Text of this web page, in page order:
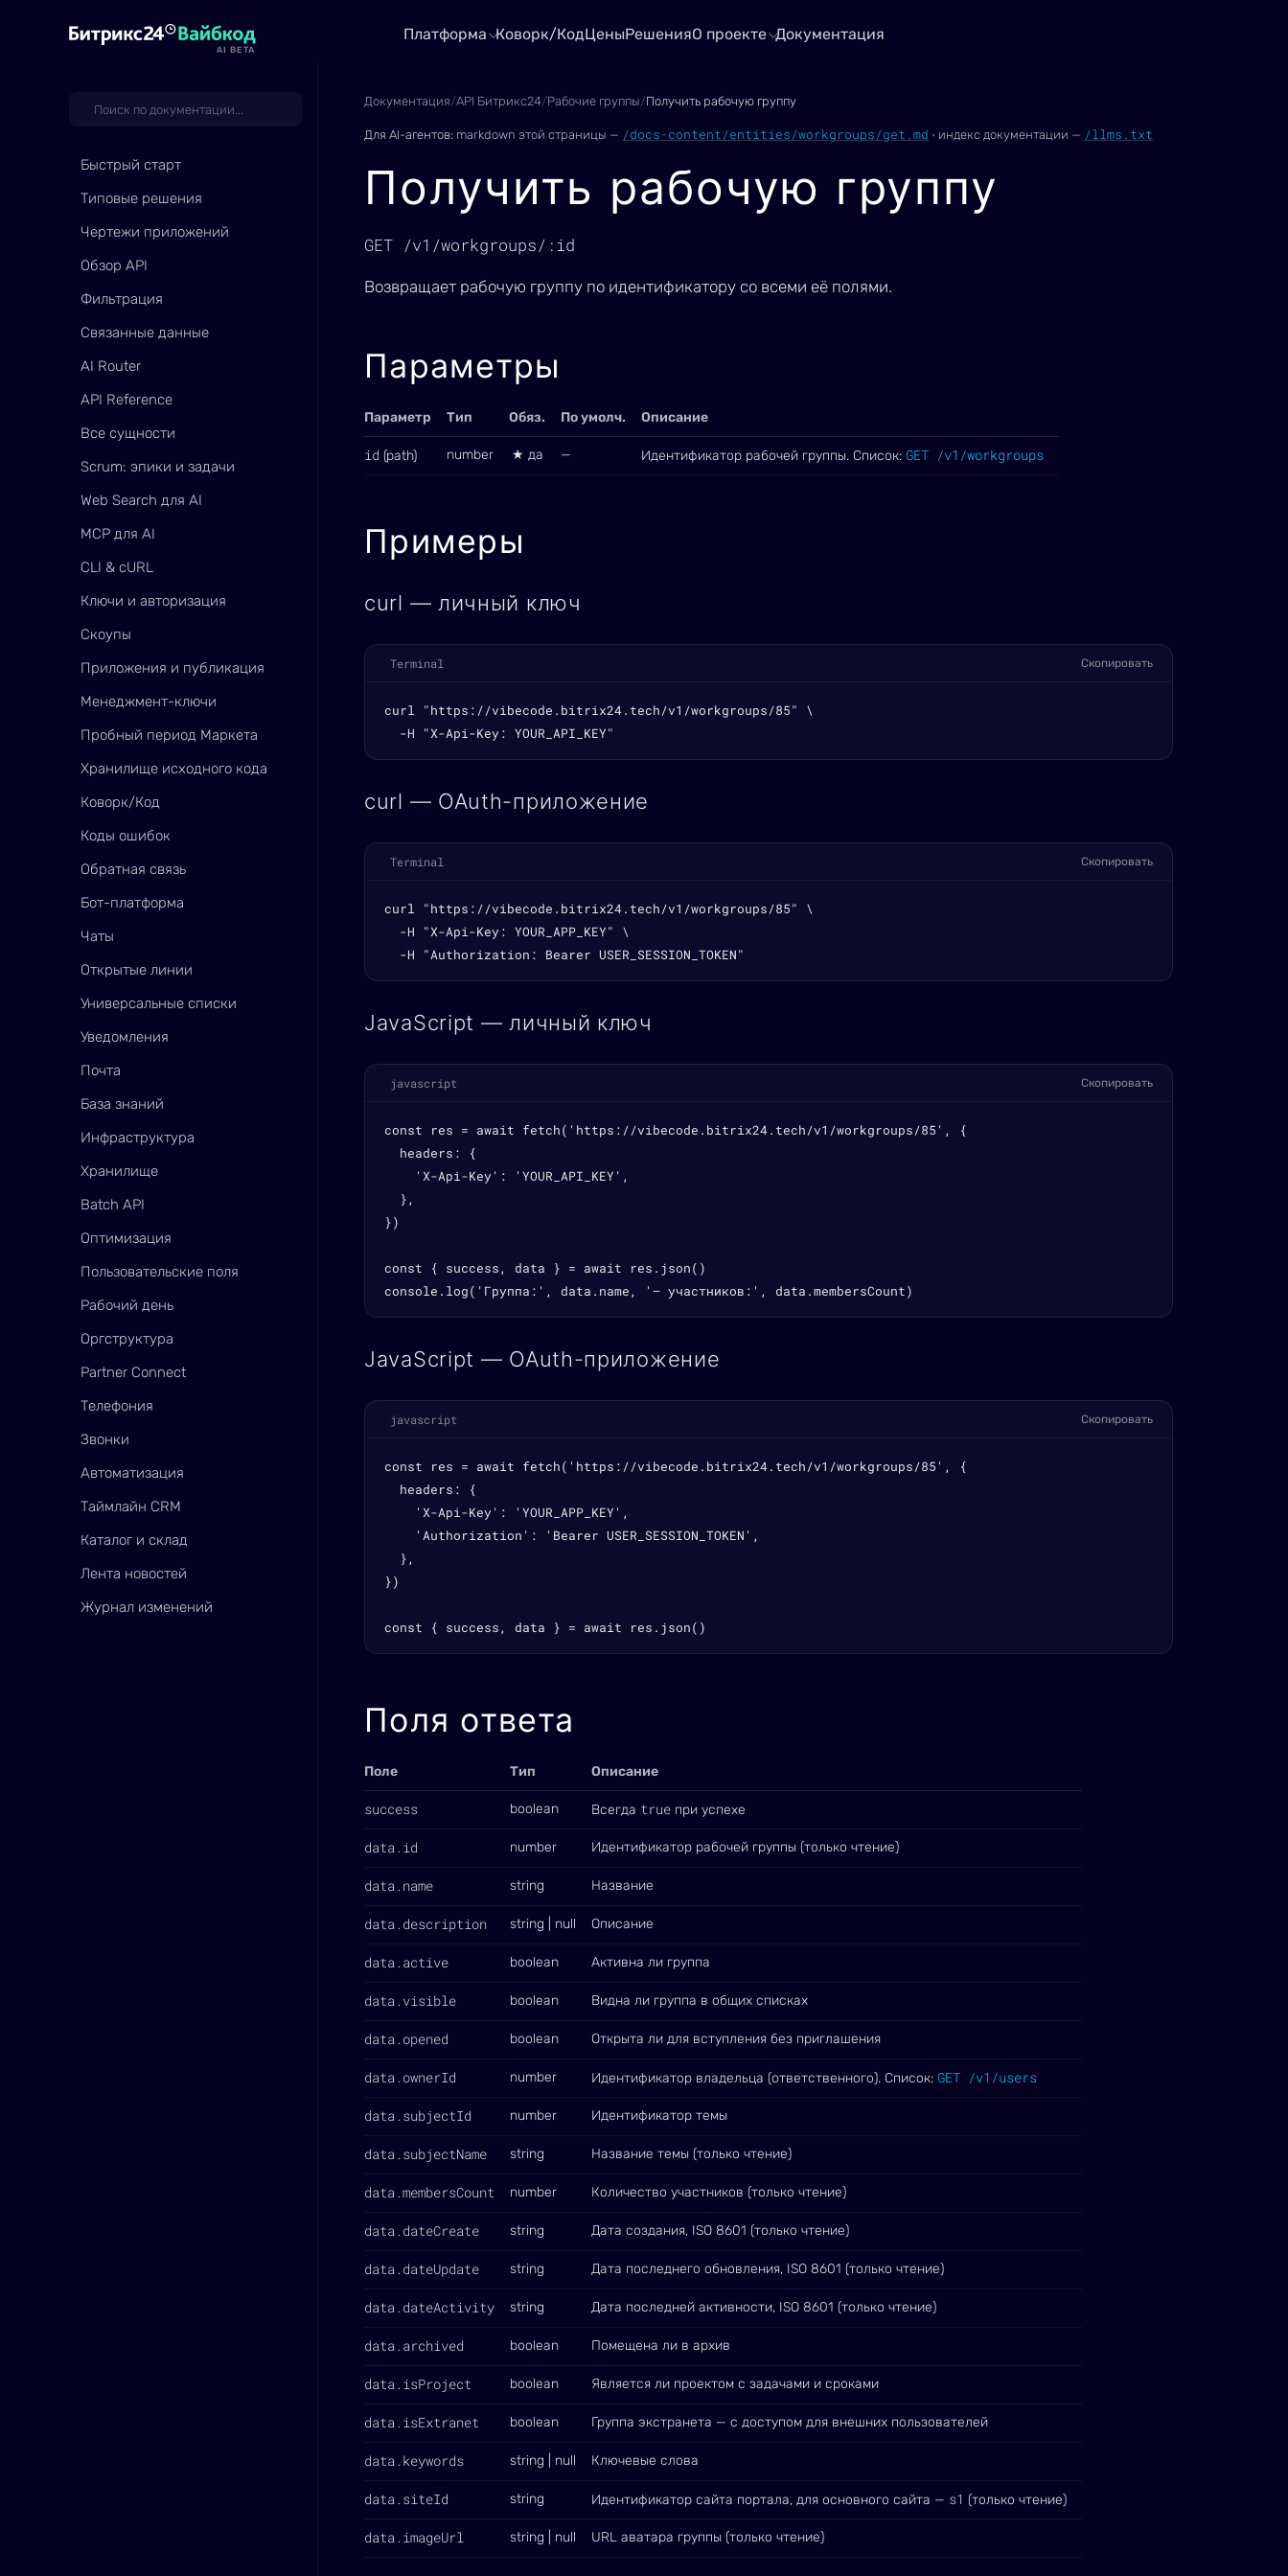
AI BETA
Платформа Коворк/КодЦеныРешенияО проекте Документация
Быстрый старт
Типовые решения
Чертежи приложений
Обзор API
Фильтрация
Связанные данные
AI Router
API Reference
Все сущности
Scrum: эпики и задачи
Web Search для AI
MCP для AI
CLI & cURL
Ключи и авторизация
Скоупы
Приложения и публикация
Менеджмент-ключи
Пробный период Маркета
Хранилище исходного кода
Коворк/Код
Коды ошибок
Обратная связь
Бот-платформа
Чаты
Открытые линии
Универсальные списки
Уведомления
Почта
База знаний
Инфраструктура
Хранилище
Batch API
Оптимизация
Пользовательские поля
Рабочий день
Оргструктура
Partner Connect
Телефония
Звонки
Автоматизация
Таймлайн CRM
Каталог и склад
Лента новостей
Журнал изменений
Документация/API Битрикс24/Рабочие группы/Получить рабочую группу
Для AI-агентов: markdown этой страницы — /docs-content/entities/workgroups/get.md · индекс документации — /llms.txt
Получить рабочую группу
GET /v1/workgroups/:id
Возвращает рабочую группу по идентификатору со всеми её полями.
Параметры
Параметр Тип Обяз. По умолч. Описание
id (path) number ★ да — Идентификатор рабочей группы. Список: GET /v1/workgroups
Примеры
curl — личный ключ
Terminal Скопировать
curl "https://vibecode.bitrix24.tech/v1/workgroups/85" \
  -H "X-Api-Key: YOUR_API_KEY"
curl — OAuth-приложение
Terminal Скопировать
curl "https://vibecode.bitrix24.tech/v1/workgroups/85" \
  -H "X-Api-Key: YOUR_APP_KEY" \
  -H "Authorization: Bearer USER_SESSION_TOKEN"
JavaScript — личный ключ
javascript Скопировать
const res = await fetch('https://vibecode.bitrix24.tech/v1/workgroups/85', {
  headers: {
    'X-Api-Key': 'YOUR_API_KEY',
  },
})
const { success, data } = await res.json()
console.log('Группа:', data.name, '— участников:', data.membersCount)
JavaScript — OAuth-приложение
javascript Скопировать
const res = await fetch('https://vibecode.bitrix24.tech/v1/workgroups/85', {
  headers: {
    'X-Api-Key': 'YOUR_APP_KEY',
    'Authorization': 'Bearer USER_SESSION_TOKEN',
  },
})
const { success, data } = await res.json()
Поля ответа
Поле Тип Описание
success boolean Всегда true при успехе
data.id number Идентификатор рабочей группы (только чтение)
data.name string Название
data.description string | null Описание
data.active boolean Активна ли группа
data.visible boolean Видна ли группа в общих списках
data.opened boolean Открыта ли для вступления без приглашения
data.ownerId number Идентификатор владельца (ответственного). Список: GET /v1/users
data.subjectId number Идентификатор темы
data.subjectName string Название темы (только чтение)
data.membersCount number Количество участников (только чтение)
data.dateCreate string Дата создания, ISO 8601 (только чтение)
data.dateUpdate string Дата последнего обновления, ISO 8601 (только чтение)
data.dateActivity string Дата последней активности, ISO 8601 (только чтение)
data.archived boolean Помещена ли в архив
data.isProject boolean Является ли проектом с задачами и сроками
data.isExtranet boolean Группа экстранета — с доступом для внешних пользователей
data.keywords string | null Ключевые слова
data.siteId string Идентификатор сайта портала, для основного сайта — s1 (только чтение)
data.imageUrl string | null URL аватара группы (только чтение)